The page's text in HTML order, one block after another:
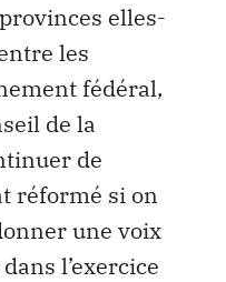
elles-
les
fédéral,
de la
de
réformé si on
une voix
l’exercice